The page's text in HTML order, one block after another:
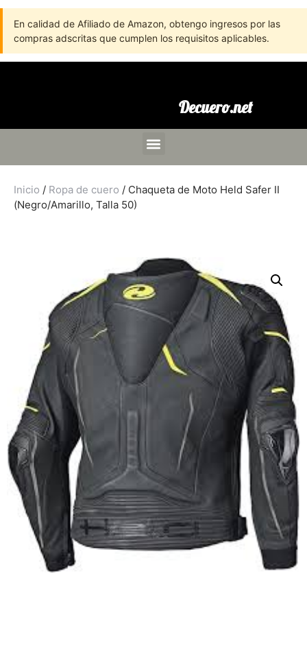
En calidad de Afiliado de Amazon, obtengo ingresos por las
compras adscritas que cumplen los requisitos aplicables.
Decuero.net
Inicio / Ropa de cuero / Chaqueta de Moto Held Safer II
(Negro/Amarillo, Talla 50)